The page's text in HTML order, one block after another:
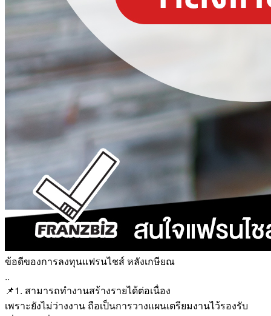
ข้อดีของการลงทุนแฟรนไชส์ หลังเกษียณ
..
📌1. สามารถทำงานสร้างรายได้ต่อเนื่อง
เพราะยังไม่ว่างงาน ถือเป็นการวางแผนเตรียมงานไว้รองรับ